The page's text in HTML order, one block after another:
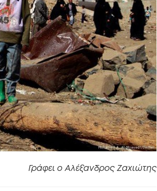
Γράφει ο Αλέξανδρος Ζαχιώτης